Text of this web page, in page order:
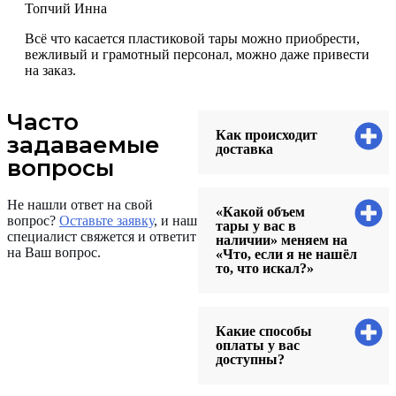
Топчий Инна
Всё что касается пластиковой тары можно приобрести,
вежливый и грамотный персонал, можно даже привести
на заказ.
Часто
задаваемые
вопросы
Не нашли ответ на свой
вопрос? Оставьте заявку, и наш
специалист свяжется и ответит
на Ваш вопрос.
Как происходит
доставка
«Какой объем
тары у вас в
наличии» меняем на
«Что, если я не нашёл
то, что искал?»
Какие способы
оплаты у вас
доступны?